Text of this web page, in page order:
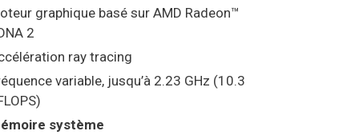
graphique basé sur AMD Radeon™
2
ray tracing
variable, jusqu’à 2.23 GHz (10.3
système